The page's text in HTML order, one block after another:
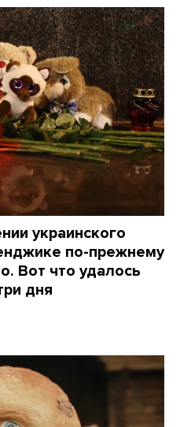
украинского
по-прежнему
Вот что удалось
дня